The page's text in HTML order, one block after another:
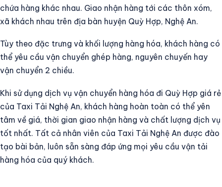
chứa hàng khác nhau. Giao nhận hàng tới các thôn xóm,
xã khách nhau trên địa bàn huyện Quỳ Hợp, Nghệ An.
Tùy theo đặc trưng và khối lượng hàng hóa, khách hàng có
thể yêu cầu vận chuyển ghép hàng, nguyên chuyến hay
vận chuyển 2 chiều.
Khi sử dụng dịch vụ vận chuyển hàng hóa đi Quỳ Hợp giá rẻ
của Taxi Tải Nghệ An, khách hàng hoàn toàn có thể yên
tâm về giá, thời gian giao nhận hàng và chất lượng dịch vụ
tốt nhất. Tất cả nhân viên của Taxi Tải Nghệ An được đào
tạo bài bản, luôn sẵn sàng đáp ứng mọi yêu cầu vận tải
hàng hóa của quý khách.